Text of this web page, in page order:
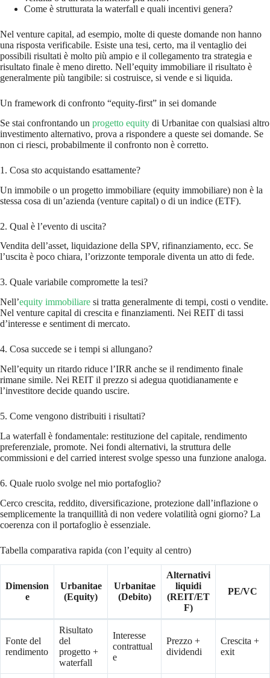
Come è strutturata la waterfall e quali incentivi genera?
Nel venture capital, ad esempio, molte di queste domande non hanno
una risposta verificabile. Esiste una tesi, certo, ma il ventaglio dei
possibili risultati è molto più ampio e il collegamento tra strategia e
risultato finale è meno diretto. Nell’equity immobiliare il risultato è
generalmente più tangibile: si costruisce, si vende e si liquida.
Un framework di confronto “equity-first” in sei domande
Se stai confrontando un progetto equity di Urbanitae con qualsiasi altro
investimento alternativo, prova a rispondere a queste sei domande. Se
non ci riesci, probabilmente il confronto non è corretto.
1. Cosa sto acquistando esattamente?
Un immobile o un progetto immobiliare (equity immobiliare) non è la
stessa cosa di un’azienda (venture capital) o di un indice (ETF).
2. Qual è l’evento di uscita?
Vendita dell’asset, liquidazione della SPV, rifinanziamento, ecc. Se
l’uscita è poco chiara, l’orizzonte temporale diventa un atto di fede.
3. Quale variabile compromette la tesi?
Nell’equity immobiliare si tratta generalmente di tempi, costi o vendite.
Nel venture capital di crescita e finanziamenti. Nei REIT di tassi
d’interesse e sentiment di mercato.
4. Cosa succede se i tempi si allungano?
Nell’equity un ritardo riduce l’IRR anche se il rendimento finale
rimane simile. Nei REIT il prezzo si adegua quotidianamente e
l’investitore decide quando uscire.
5. Come vengono distribuiti i risultati?
La waterfall è fondamentale: restituzione del capitale, rendimento
preferenziale, promote. Nei fondi alternativi, la struttura delle
commissioni e del carried interest svolge spesso una funzione analoga.
6. Quale ruolo svolge nel mio portafoglio?
Cerco crescita, reddito, diversificazione, protezione dall’inflazione o
semplicemente la tranquillità di non vedere volatilità ogni giorno? La
coerenza con il portafoglio è essenziale.
Tabella comparativa rapida (con l’equity al centro)
Dimension
e
Urbanitae
(Equity)
Urbanitae
(Debito)
Alternativi
liquidi
(REIT/ET
F)
PE/VC
Fonte del
rendimento
Risultato
del
progetto +
waterfall
Interesse
contrattual
e
Prezzo +
dividendi
Crescita +
exit